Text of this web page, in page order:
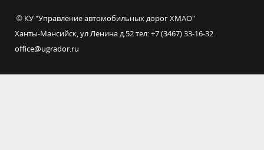
© КУ "Управление автомобильных дорог ХМАО"
Ханты-Мансийск, ул.Ленина д.52 тел: +7 (3467) 33-16-32
office@ugrador.ru